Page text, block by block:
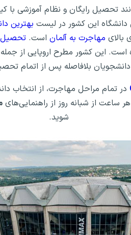
تحصیل رایگان و نظام آموزشی
دانشگاه این کشور در لیست بهترین
بالای مهاجرت به آلمان است. تحصیل
است. این کشور مطرح اروپایی از
بلافاصله پس از اتمام
در تمام مراحل مهاجرت، از انتخاب
ساعت از شبانه روز از راهنمایی‌های
شوید.